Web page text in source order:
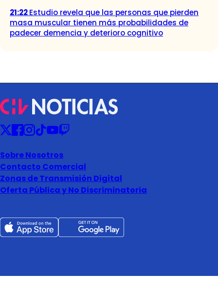
21:22Estudio revela que las personas que pierden
masa muscular tienen más probabilidades de
padecer demencia y deterioro cognitivo
Sobre Nosotros
Contacto Comercial
Zonas de Transmisión Digital
Oferta Pública y No Discriminatoria